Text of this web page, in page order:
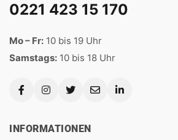
0221 423 15 170
Mo – Fr: 10 bis 19 Uhr
Samstags: 10 bis 18 Uhr
INFORMATIONEN